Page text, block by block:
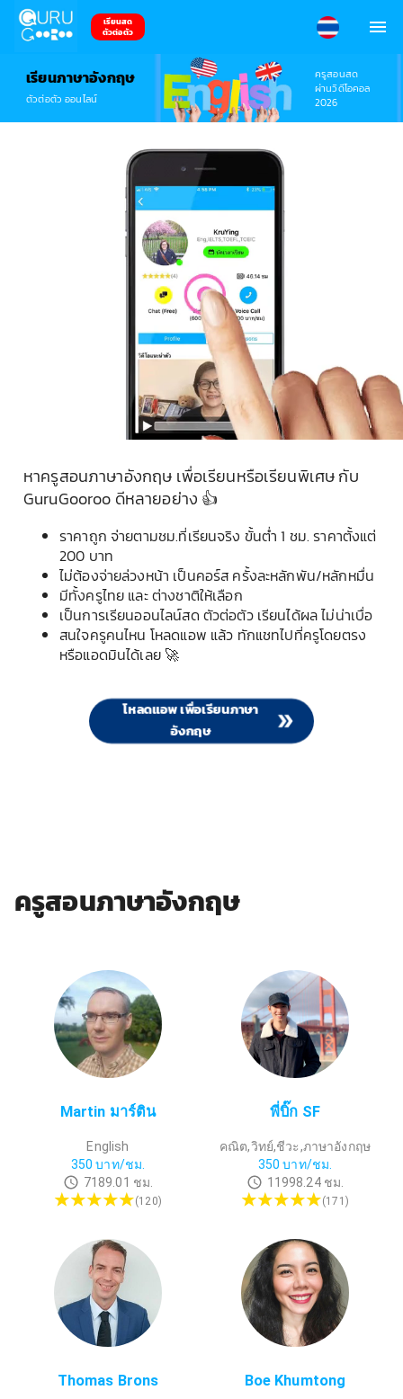
เรียนสด
ตัวต่อตัว
เรียนภาษาอังกฤษ
ตัวต่อตัว ออนไลน์
ครูสอนสด
ผ่านวิดีโอคอล
2026
หาครูสอนภาษาอังกฤษ เพื่อเรียนหรือเรียนพิเศษ กับ
GuruGooroo ดีหลายอย่าง 👍
ราคาถูก จ่ายตามชม.ที่เรียนจริง ขั้นต่ำ 1 ชม. ราคาตั้งแต่
200 บาท
ไม่ต้องจ่ายล่วงหน้า เป็นคอร์ส ครั้งละหลักพัน/หลักหมื่น
มีทั้งครูไทย และ ต่างชาติให้เลือก
เป็นการเรียนออนไลน์สด ตัวต่อตัว เรียนได้ผล ไม่น่าเบื่อ
สนใจครูคนไหน โหลดแอพ แล้ว ทักแชทไปที่ครูโดยตรง
หรือแอดมินได้เลย 🚀
โหลดแอพ เพื่อเรียนภาษา
อังกฤษ
ครูสอนภาษาอังกฤษ
Martin มาร์ติน
English
350 บาท/ชม.
7189.01 ชม.
(120)
พี่บิ๊ก SF
คณิต,วิทย์,ชีวะ,ภาษาอังกฤษ
350 บาท/ชม.
11998.24 ชม.
(171 )
Thomas Brons Boe Khumtong